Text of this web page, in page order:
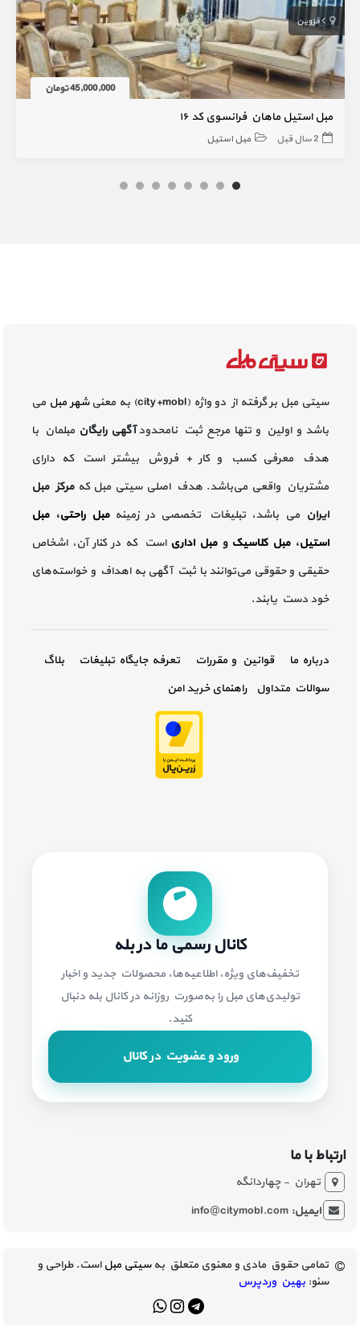
قزوین
45,000,000 تومان
مبل استیل ماهان فرانسوی کد ۱۶
2 سال قبل مبل استیل
سیتی مبل بر گرفته از دو واژه (city+mobl) به معنی شهر مبل می
باشد و اولین و تنها مرجع ثبت نامحدودآگهی رایگان مبلمان با
هدف معرفی کسب و کار + فروش بیشتر است که دارای
مشتریان واقعی می‌باشد. هدف اصلی سیتی مبل کهمرکز مبل
ایران می باشد، تبلیغات تخصصی در زمینه مبل راحتی،مبل
استیل،مبل کلاسیک ومبل اداری است که در کنار آن، اشخاص
حقیقی و حقوقی می‌توانند با ثبت آگهی به اهداف و خواسته‌های
خود دست یابند.
درباره ما قوانین و مقررات تعرفه جایگاه تبلیغات
بلاگ
سوالات متداول
راهنمای خرید امن
کانال رسمی ما در بله
تخفیف‌های ویژه، اطلاعیه‌ها، محصولات جدید و اخبار
تولیدی‌های مبل را به‌صورت روزانه در کانال بله دنبال
کنید.
ورود و عضویت در کانال
ارتباط با ما
تهران - چهاردانگه
ایمیل:info@citymobl.com
تمامی حقوق مادی و معنوی متعلق بهسیتی مبلاست. طراحی و
سئو: بهین وردپرس